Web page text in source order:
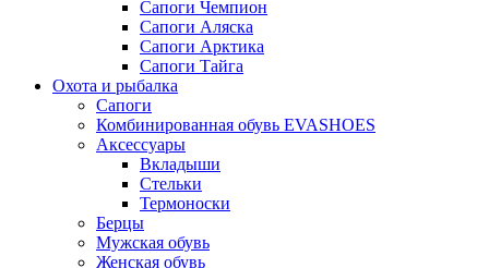
Сапоги Чемпион
Сапоги Аляска
Сапоги Арктика
Сапоги Тайга
Охота и рыбалка
Сапоги
Комбинированная обувь EVASHOES
Аксессуары
Вкладыши
Стельки
Термоноски
Берцы
Мужская обувь
Женская обувь